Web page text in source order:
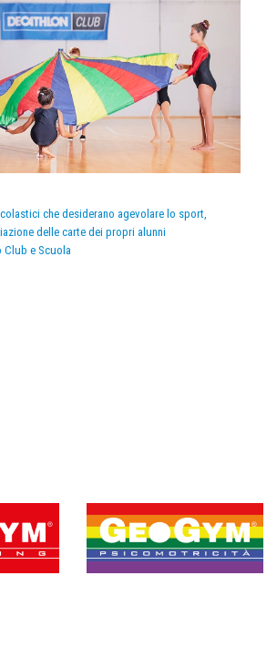
che desiderano agevolare lo sport,
delle carte dei propri alunni
Club e Scuola